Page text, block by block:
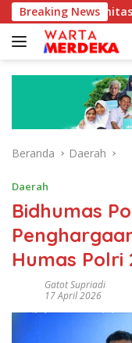
Langsung
ke
konten
Breaking News
Otomotif
Beranda Daerah
Daerah
Bidhumas
Humas Polri
Gatot Supriadi
17 April 2026